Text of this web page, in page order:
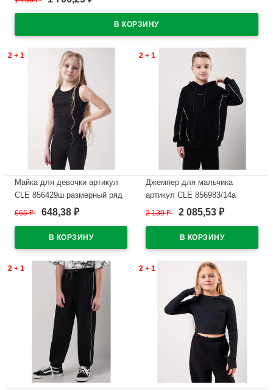
2 + 1
Майка для девочки артикул
CLE 856429ш размерный ряд
32/128-42/158 цвет черный
665₽ 648,38 ₽
2 + 1
Джемпер для мальчика
артикул CLE 856983/14а
размер 32/128-42/158 цвет
2 139₽ 2 085,53 ₽
2 + 1 2 + 1